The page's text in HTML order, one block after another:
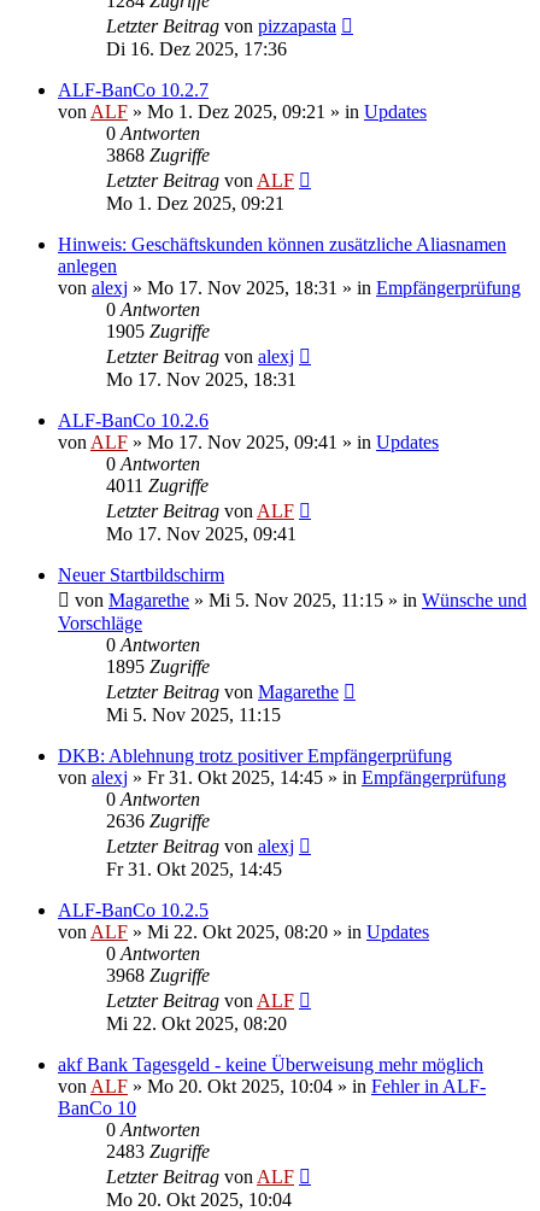
Letzter Beitrag von pizzapasta
Di 16. Dez 2025, 17:36
ALF-BanCo 10.2.7
von ALF » Mo 1. Dez 2025, 09:21 » in Updates
0 Antworten
3868 Zugriffe
Letzter Beitrag von ALF
Mo 1. Dez 2025, 09:21
Hinweis: Geschäftskunden können zusätzliche Aliasnamen
anlegen
von alexj » Mo 17. Nov 2025, 18:31 » in Empfängerprüfung
0 Antworten
1905 Zugriffe
Letzter Beitrag von alexj
Mo 17. Nov 2025, 18:31
ALF-BanCo 10.2.6
von ALF » Mo 17. Nov 2025, 09:41 » in Updates
0 Antworten
4011 Zugriffe
Letzter Beitrag von ALF
Mo 17. Nov 2025, 09:41
Neuer Startbildschirm
von Magarethe » Mi 5. Nov 2025, 11:15 » in Wünsche und
Vorschläge
0 Antworten
1895 Zugriffe
Letzter Beitrag von Magarethe
Mi 5. Nov 2025, 11:15
DKB: Ablehnung trotz positiver Empfängerprüfung
von alexj » Fr 31. Okt 2025, 14:45 » in Empfängerprüfung
0 Antworten
2636 Zugriffe
Letzter Beitrag von alexj
Fr 31. Okt 2025, 14:45
ALF-BanCo 10.2.5
von ALF » Mi 22. Okt 2025, 08:20 » in Updates
0 Antworten
3968 Zugriffe
Letzter Beitrag von ALF
Mi 22. Okt 2025, 08:20
akf Bank Tagesgeld - keine Überweisung mehr möglich
von ALF » Mo 20. Okt 2025, 10:04 » in Fehler in ALF-
BanCo 10
0 Antworten
2483 Zugriffe
Letzter Beitrag von ALF
Mo 20. Okt 2025, 10:04